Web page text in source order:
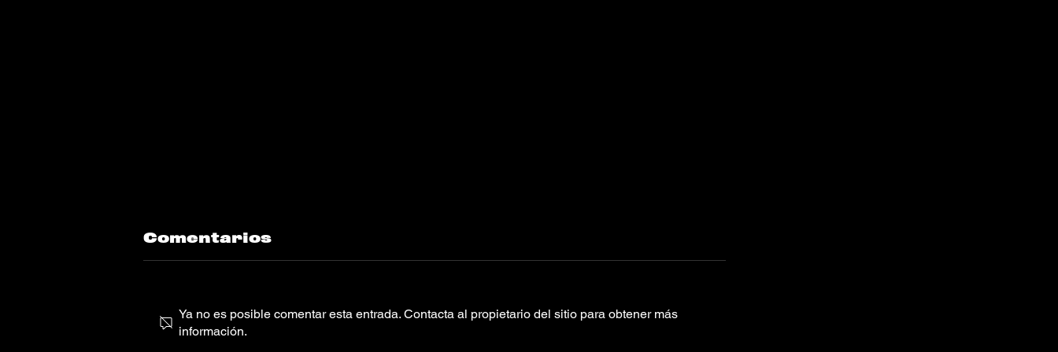
Comentarios
Ya no es posible comentar esta entrada. Contacta al propietario del sitio para obtener más
información.